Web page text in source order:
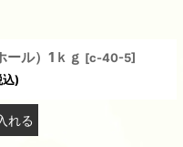
ール）1ｋｇ [c-40-5]
込)
れる